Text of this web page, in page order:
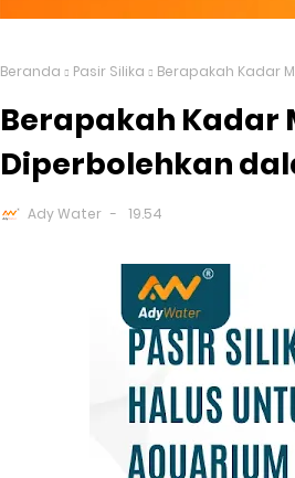
Beranda Pasir Silika Berapakah Kadar
Berapakah Kadar
Diperbolehkan
Ady Water 19.54